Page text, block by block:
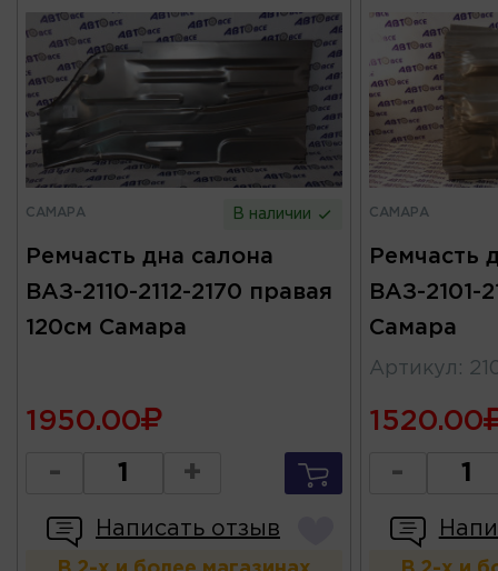
САМАРА В наличии
Ремчасть дна салона
ВАЗ-2110-2112-2170 правая
120см Самара
1950.00
- +
Написать отзыв
САМАРА
Ремчасть
ВАЗ-2101-
Самара
Артикул :
1520.00
-